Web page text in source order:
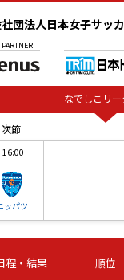
団法人日本女子サッ
PARTNER
なでしこリ
次節
16:00
ッパツ
第16節 09/05 (
石人の星
次節
程・結果 順位